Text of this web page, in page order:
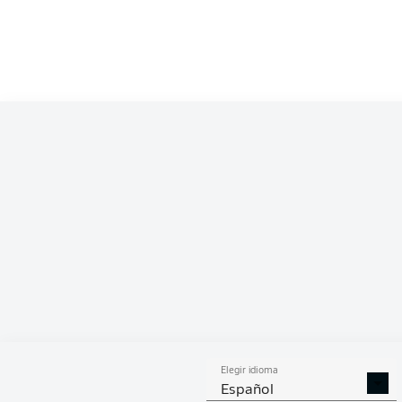
Elegir idioma
EspañolASISTENCIAS